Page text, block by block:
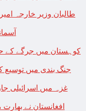
طالبان وزیر خارجہ
جنگ بندی میں توسیع
غزہ میں اسرائیلی
افغانستان نے